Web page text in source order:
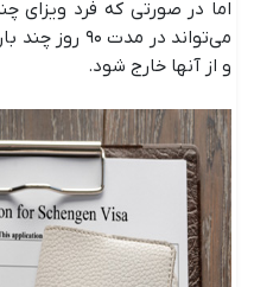
اما در صورتی که فرد ویزای
می‌تواند در
و از آنها خارج شود.